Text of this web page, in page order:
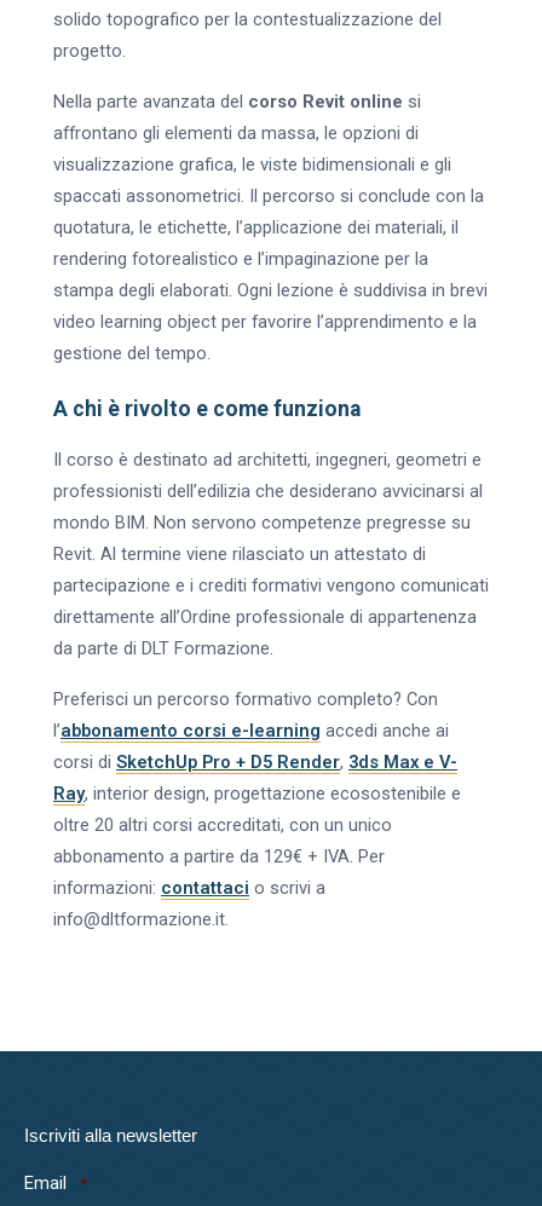
solido topografico per la contestualizzazione del
progetto.
Nella parte avanzata del corso Revit online si
affrontano gli elementi da massa, le opzioni di
visualizzazione grafica, le viste bidimensionali e gli
spaccati assonometrici. Il percorso si conclude con la
quotatura, le etichette, l’applicazione dei materiali, il
rendering fotorealistico e l’impaginazione per la
stampa degli elaborati. Ogni lezione è suddivisa in brevi
video learning object per favorire l’apprendimento e la
gestione del tempo.
A chi è rivolto e come funziona
Il corso è destinato ad architetti, ingegneri, geometri e
professionisti dell’edilizia che desiderano avvicinarsi al
mondo BIM. Non servono competenze pregresse su
Revit. Al termine viene rilasciato un attestato di
partecipazione e i crediti formativi vengono comunicati
direttamente all’Ordine professionale di appartenenza
da parte di DLT Formazione.
Preferisci un percorso formativo completo? Con
l’abbonamento corsi e-learning accedi anche ai
corsi di SketchUp Pro + D5 Render, 3ds Max e V-
Ray, interior design, progettazione ecosostenibile e
oltre 20 altri corsi accreditati, con un unico
abbonamento a partire da 129€ + IVA. Per
informazioni: contattaci o scrivi a
info@dltformazione.it.
Iscriviti alla newsletter
Email *